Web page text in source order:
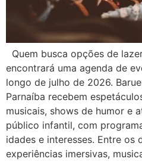
Quem busca opções de
encontrará uma agenda de
longo de julho de 2026.
Parnaíba recebem
musicais, shows de humor e
público infantil, com
idades e interesses. Entre os
experiências imersivas,